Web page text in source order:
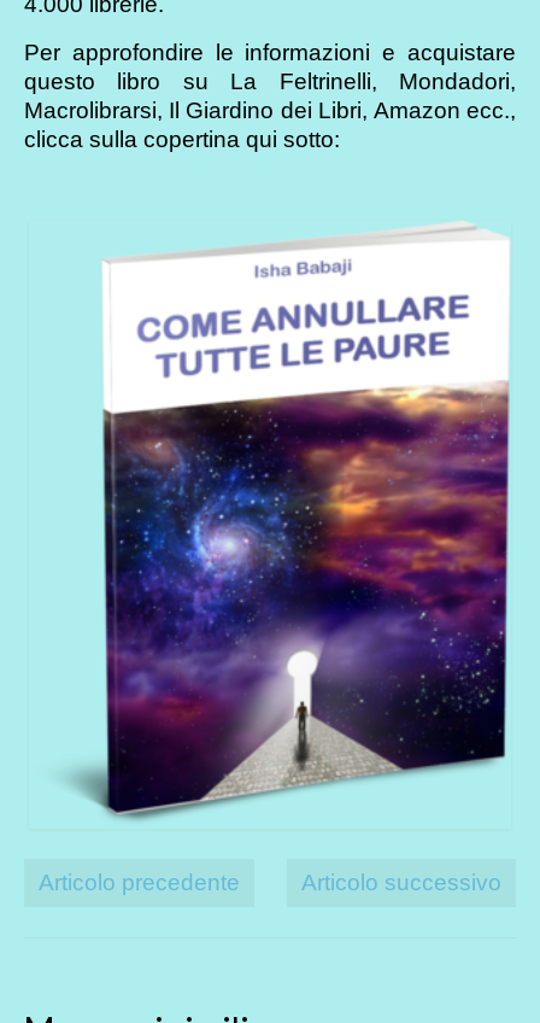
Per approfondire le informazioni e acquistare
questo libro su La Feltrinelli, Mondadori,
Macrolibrarsi, Il Giardino dei Libri, Amazon ecc.,
clicca sulla copertina qui sotto:
Articolo precedente Articolo successivo